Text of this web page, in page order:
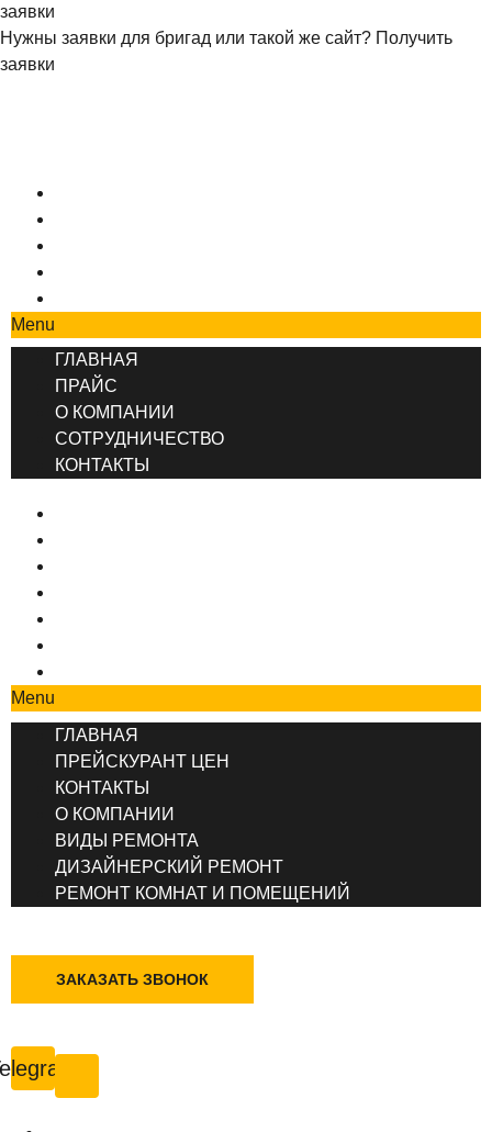
заявки
Нужны заявки для бригад или такой же сайт? Получить
заявки
Menu
ГЛАВНАЯ
ПРАЙС
О КОМПАНИИ
СОТРУДНИЧЕСТВО
КОНТАКТЫ
Menu
ГЛАВНАЯ
ПРЕЙСКУРАНТ ЦЕН
КОНТАКТЫ
О КОМПАНИИ
ВИДЫ РЕМОНТА
ДИЗАЙНЕРСКИЙ РЕМОНТ
РЕМОНТ КОМНАТ И ПОМЕЩЕНИЙ
ЗАКАЗАТЬ ЗВОНОК